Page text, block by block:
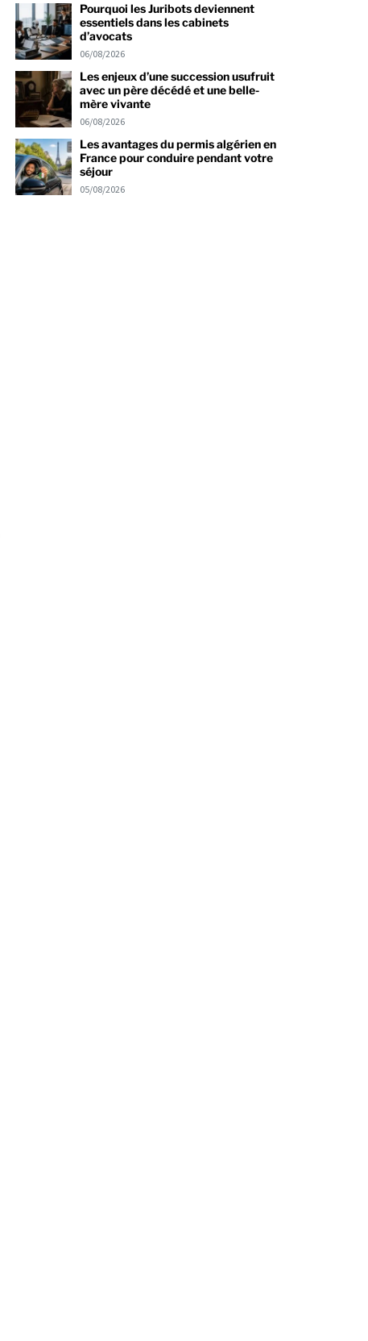
Pourquoi les Juribots deviennent
essentiels dans les cabinets
d’avocats
06/08/2026
Les enjeux d’une succession usufruit
avec un père décédé et une belle-
mère vivante
06/08/2026
Les avantages du permis algérien en
France pour conduire pendant votre
séjour
05/08/2026